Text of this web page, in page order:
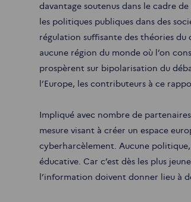
davantage soutenus dans le cadre
les politiques publiques dans des
régulation suffisante des théories
aucune région du monde où l’on
prospèrent sur bipolarisation du
l’Europe, les contributeurs à ce
Impliqué avec nombre de
mesure visant à créer un espace
cyberharcèlement. Aucune
éducative. Car c’est dès les plus
l’information doivent donner lieu à